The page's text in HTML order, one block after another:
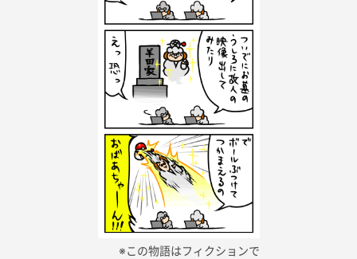
※この物語はフィクションで